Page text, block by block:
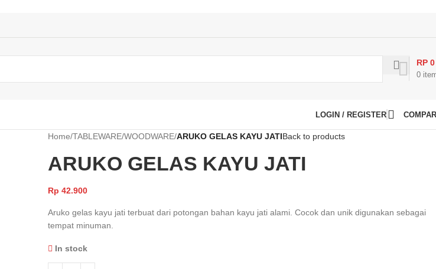
0
RP 0
LOGIN / REGISTER
Home/TABLEWARE/WOODWARE/ARUKO GELAS KAYU JATIBack to products
ARUKO GELAS KAYU JATI
Rp 42.900
Aruko gelas kayu jati terbuat dari potongan bahan kayu jati alami. Cocok dan unik digunakan sebagai
tempat minuman.
In stock